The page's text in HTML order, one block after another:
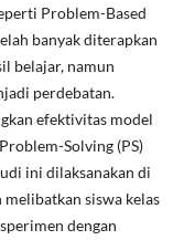
Problem-Based
banyak diterapkan
belajar, namun
perdebatan.
efektivitas model
Solving (PS)
ini dilaksanakan di
melibatkan siswa kelas
dengan